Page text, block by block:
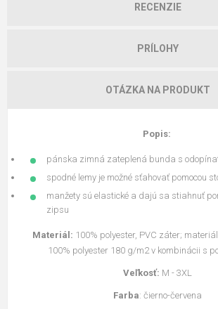
RECENZIE
PRÍLOHY
OTÁZKA NA PRODUKT
Popis:
pánska zimná zateplená bunda s
spodné lemy je možné sťahovať pomocou
manžety sú elastické a dajú sa stiahnuť
zipsu
Materiál: 100% polyester, PVC záter;
100% polyester 180 g/m2 v kombinácii s
Veľkosť: M - 3XL
Farba: čierno-červena